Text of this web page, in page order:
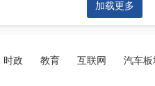
加载更多
时政 教育 互联网 汽车板